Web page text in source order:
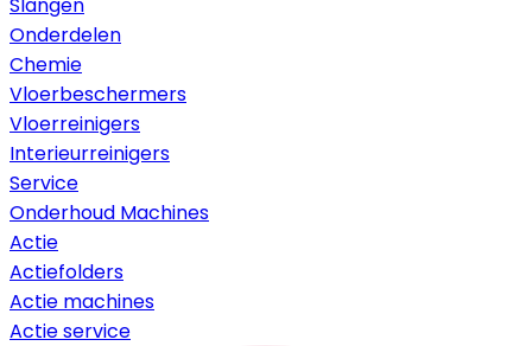
Onderdelen
Chemie
Vloerbeschermers
Vloerreinigers
Interieurreinigers
Service
Onderhoud Machines
Actie
Actiefolders
Actie machines
Actie service